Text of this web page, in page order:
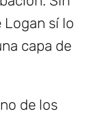
Logan sí lo
capa de
de los